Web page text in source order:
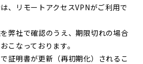
、リモートアクセスVPNがご利用で
弊社で確認のうえ、期限切れの場合
こなっております。
証明書が更新（再初期化）されるこ